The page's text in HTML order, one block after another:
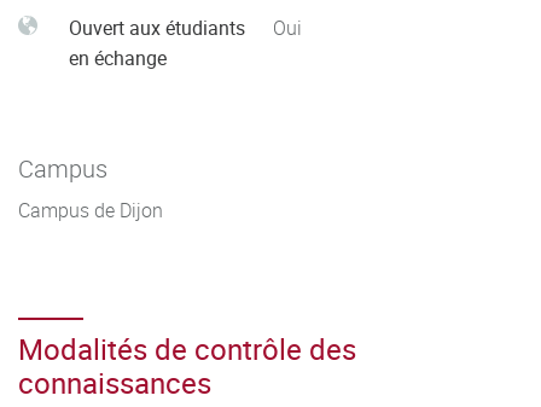
Ouvert aux étudiants
en échange
Oui
Campus
Campus de Dijon
Modalités de contrôle des
connaissances